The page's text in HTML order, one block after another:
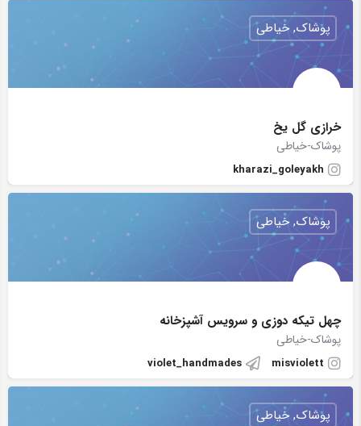
خرازی گل یخ
پوشاک-خیاطی
kharazi_goleyakh
پوشاک, خیاطی
چهل تیکه دوزی و سرویس آشپزخانه
پوشاک-خیاطی
misviolett
violet_handmades
پوشاک, خیاطی
پوشاک, خیاطی